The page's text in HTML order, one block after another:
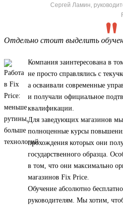
Сергей Ламин,
Отдельно стоит выделить
Компания заинтересована в
не просто справлялись с
а осваивали современные
и получали официальное
квалификации.
Для заведующих магазинов
полноценные курсы
прохождения которых они
государственного образца.
в том, что они максимально
магазинов Fix Price.
Обучение абсолютно
руководителям. Мы хотим,